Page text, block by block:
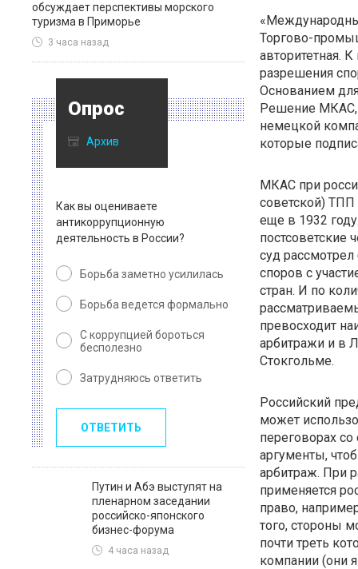
обсуждает перспективы морского
туризма в Приморье
3 часа назад
Опрос
Архив
Как вы оцениваете
антикоррупционную
деятельность в России?
Борьба заметно усилилась
Борьба ведется формально
С коррупцией бороться
бесполезно
Затрудняюсь ответить
ОТВЕТИТЬ
Путин и Абэ выступят на
пленарном заседании
российско-японского
бизнес-форума
4 часа назад
Торгово-
авторитетная.
разрешения
Основанием
Решение МКАС,
немецкой
которые
МКАС при
советской)
еще в 1932
постсоветские
суд
споров с
стран. И по
превосходит
арбитражи и в
Стокгольме.
Российский
может
переговорах
аргументы,
арбитраж. При
применяется
право,
того, стороны
почти треть
компании (они